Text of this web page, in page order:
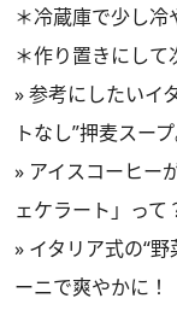
＊冷蔵庫で少し冷
＊作り置きにして
»参考にしたいイ
トなし”押麦スー
» アイスコーヒー
ェケラート」っ
» イタリア式の“
ーニで爽やかに！